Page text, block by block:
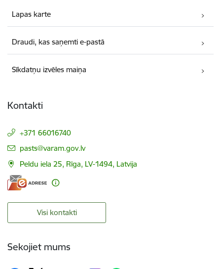
Lapas karte
Draudi, kas saņemti e-pastā
Sīkdatņu izvēles maiņa
Kontakti
+371 66016740
E-pasts:
pasts@varam.gov.lv
Peldu iela 25, Rīga, LV-1494, Latvija
Visi kontakti
Sekojiet mums